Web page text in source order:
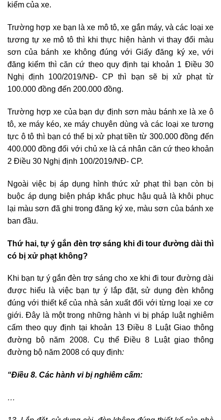
kiểm của xe.
Trường hợp xe bạn là xe mô tô, xe gắn máy, và các loại xe
tương tự xe mô tô thì khi thực hiện hành vi thay đổi màu
sơn của bánh xe không đúng với Giấy đăng ký xe, với
đăng kiểm thì căn cứ theo quy định tại khoản 1 Điều 30
Nghị định 100/2019/NĐ- CP thì bạn sẽ bị xử phạt từ
100.000 đồng đến 200.000 đồng.
Trường hợp xe của bạn dự định sơn màu bánh xe là xe ô
tô, xe máy kéo, xe máy chuyên dùng và các loại xe tương
tực ô tô thì bạn có thể bị xử phạt tiền từ 300.000 đồng đến
400.000 đồng đối với chủ xe là cá nhân căn cứ theo khoản
2 Điều 30 Nghị định 100/2019/NĐ- CP.
Ngoài việc bị áp dụng hình thức xử phạt thì bạn còn bị
buộc áp dụng biện pháp khắc phục hậu quả là khôi phục
lại màu sơn đã ghi trong đăng ký xe, màu sơn của bánh xe
ban đầu.
Thứ hai, tự ý gắn đèn trợ sáng khi đi tour đường dài thì
có bị xử phạt không?
Khi bạn tự ý gắn đèn trợ sáng cho xe khi đi tour đường dài
được hiểu là việc bạn tự ý lắp đặt, sử dụng đèn không
đúng với thiết kế của nhà sản xuất đối với từng loại xe cơ
giới. Đây là một trong những hành vi bị pháp luật nghiêm
cấm theo quy định tại khoản 13 Điều 8 Luật Giao thông
đường bộ năm 2008. Cụ thể Điều 8 Luật giao thông
đường bộ năm 2008 có quy định:
“Điều 8. Các hành vi bị nghiêm cấm:
…